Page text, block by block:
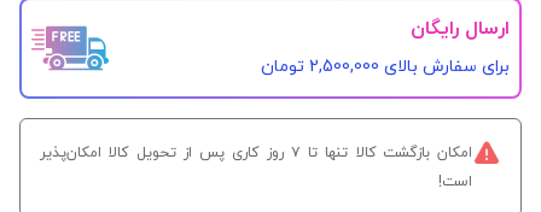
ارسال رایگان
برای سفارش‌ بالای 2,500,000 تومان
امکان بازگشت کالا تنها تا ۷ روز کاری پس از تحویل کالا امکان‌پذیر
است!